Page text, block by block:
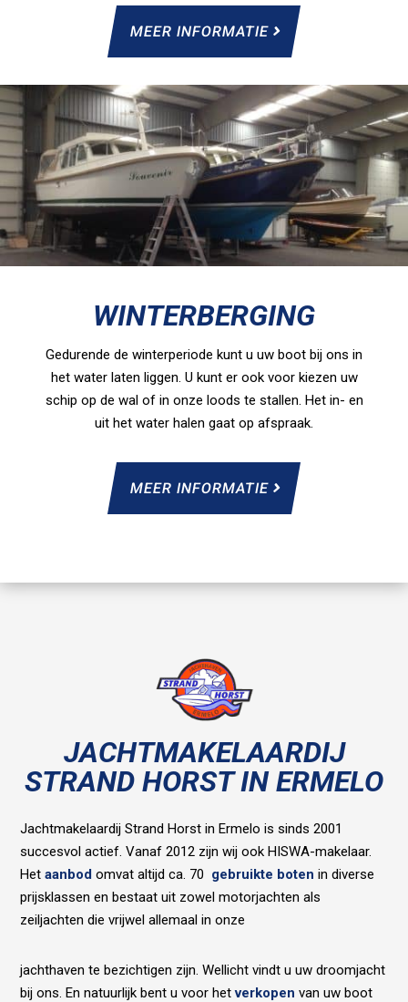
MEER INFORMATIE
WINTERBERGING
Gedurende de winterperiode kunt u uw boot bij ons in
het water laten liggen. U kunt er ook voor kiezen uw
schip op de wal of in onze loods te stallen. Het in- en
uit het water halen gaat op afspraak.
MEER INFORMATIE
JACHTMAKELAARDIJ
STRAND HORST IN ERMELO
Jachtmakelaardij Strand Horst in Ermelo is sinds 2001
succesvol actief. Vanaf 2012 zijn wij ook HISWA-makelaar.
Hetaanbod omvat altijd ca. 70 gebruikte boten in diverse
prijsklassen en bestaat uit zowel motorjachten als
zeiljachten die vrijwel allemaal in onze
jachthaven te bezichtigen zijn. Wellicht vindt u uw droomjacht
bij ons. En natuurlijk bent u voor hetverkopen van uw boot